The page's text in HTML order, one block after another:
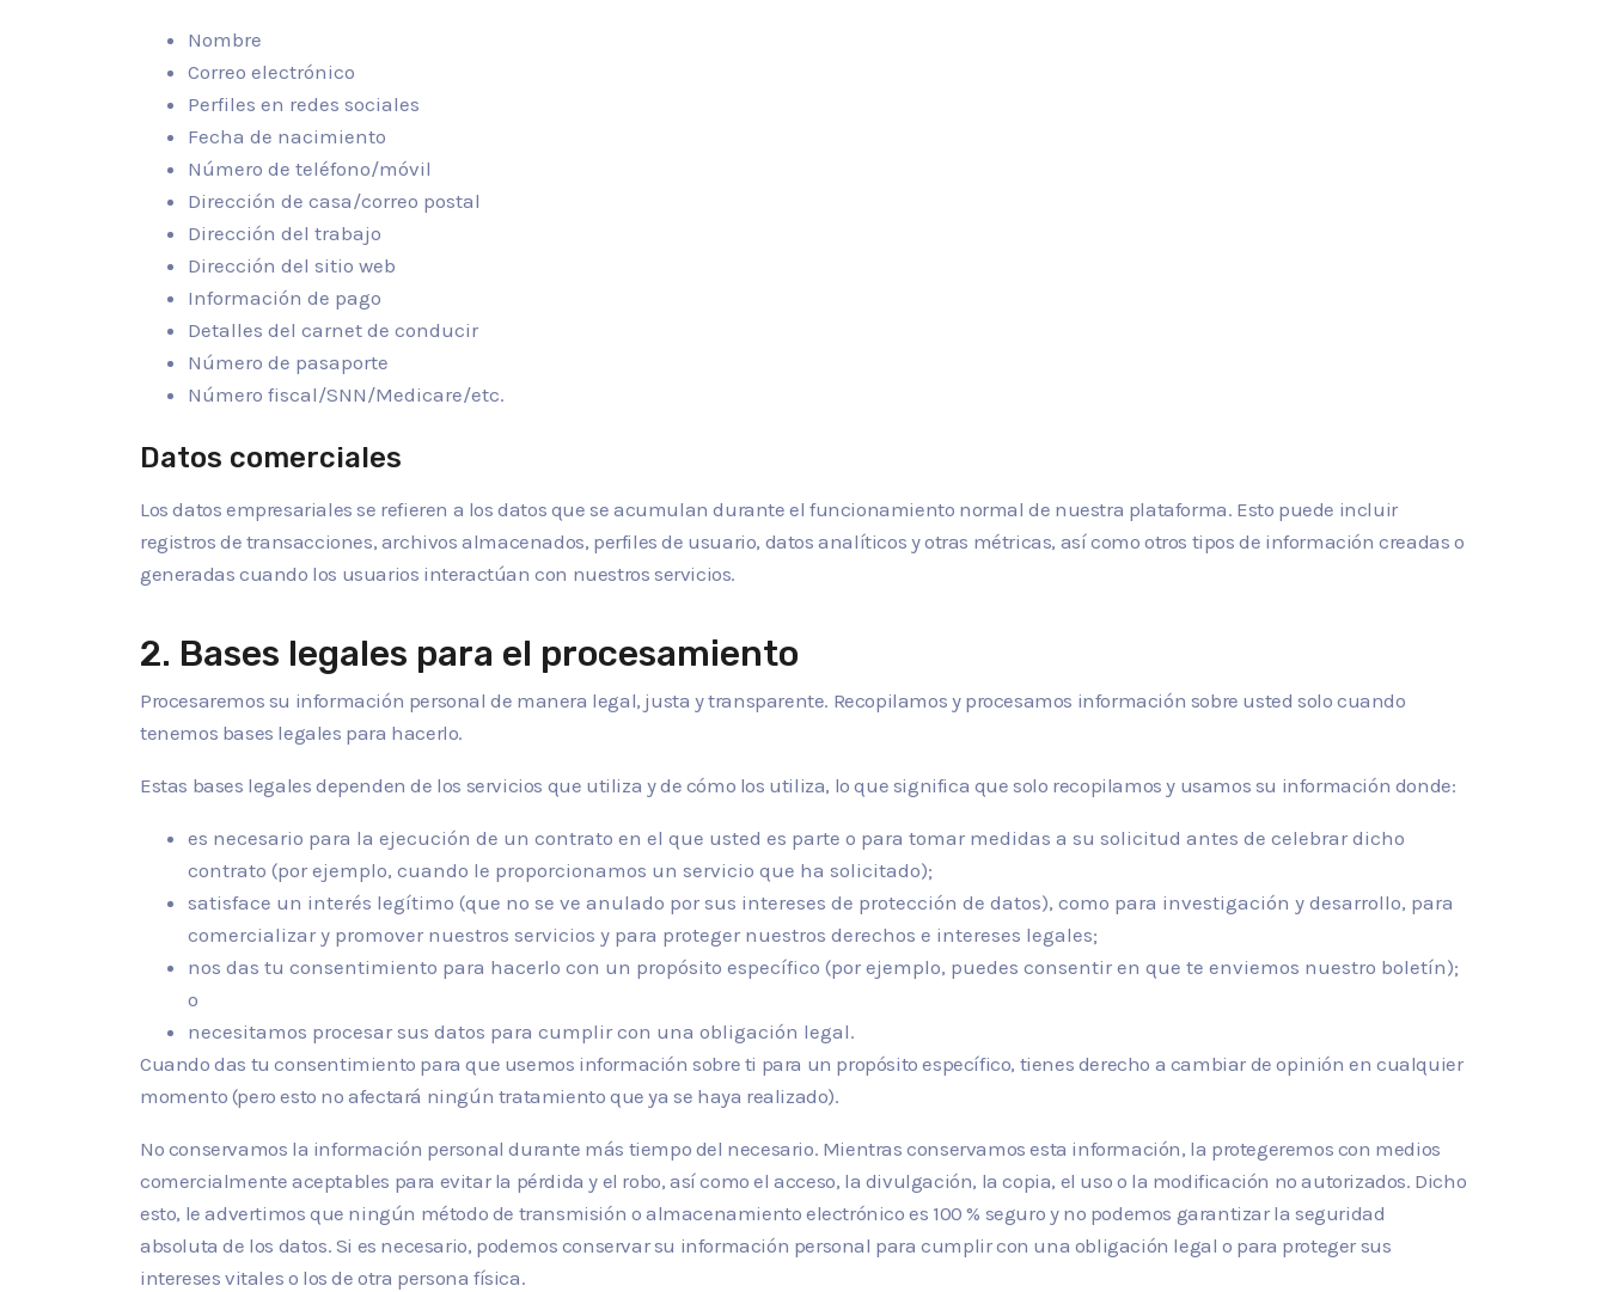
Nombre
Correo electrónico
Perfiles en redes sociales
Fecha de nacimiento
Número de teléfono/móvil
Dirección de casa/correo postal
Dirección del trabajo
Dirección del sitio web
Información de pago
Detalles del carnet de conducir
Número de pasaporte
Número fiscal/SNN/Medicare/etc.
Datos comerciales
Los datos empresariales se refieren a los datos que se acumulan durante el funcionamiento normal de nuestra plataforma. Esto puede incluir
registros de transacciones, archivos almacenados, perfiles de usuario, datos analíticos y otras métricas, así como otros tipos de información creadas o
generadas cuando los usuarios interactúan con nuestros servicios.
2. Bases legales para el procesamiento
Procesaremos su información personal de manera legal, justa y transparente. Recopilamos y procesamos información sobre usted solo cuando
tenemos bases legales para hacerlo.
Estas bases legales dependen de los servicios que utiliza y de cómo los utiliza, lo que significa que solo recopilamos y usamos su información donde:
es necesario para la ejecución de un contrato en el que usted es parte o para tomar medidas a su solicitud antes de celebrar dicho
contrato (por ejemplo, cuando le proporcionamos un servicio que ha solicitado);
satisface un interés legítimo (que no se ve anulado por sus intereses de protección de datos), como para investigación y desarrollo, para
comercializar y promover nuestros servicios y para proteger nuestros derechos e intereses legales;
nos das tu consentimiento para hacerlo con un propósito específico (por ejemplo, puedes consentir en que te enviemos nuestro boletín);
o
necesitamos procesar sus datos para cumplir con una obligación legal.
Cuando das tu consentimiento para que usemos información sobre ti para un propósito específico, tienes derecho a cambiar de opinión en cualquier
momento (pero esto no afectará ningún tratamiento que ya se haya realizado).
No conservamos la información personal durante más tiempo del necesario. Mientras conservamos esta información, la protegeremos con medios
comercialmente aceptables para evitar la pérdida y el robo, así como el acceso, la divulgación, la copia, el uso o la modificación no autorizados. Dicho
esto, le advertimos que ningún método de transmisión o almacenamiento electrónico es 100 % seguro y no podemos garantizar la seguridad
absoluta de los datos. Si es necesario, podemos conservar su información personal para cumplir con una obligación legal o para proteger sus
intereses vitales o los de otra persona física.